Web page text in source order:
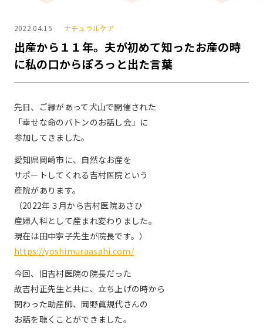
2022.04.15 ナチュラルケア
出産から１１年。夫が初めて知ったお産の時
に私の口からぽろっと出た言葉
先日、ご縁があって犬山で開催された
「幸せな命のバトンのお話し会」に
参加してきました。
愛知県岡崎市に、自然なお産を
サポートしてくれる吉村医院という
産院があります。
（2022年３月から吉村医院あさひ
産婦人科として産まれ変わりました。
現在は田中寧子先生が院長です。）
https://yoshimuraasahi.com/
今回、旧吉村医院の院長だった
故吉村正先生と共に、立ち上げの時から
関わった助産師、岡野眞規代さんの
お話を聴くことができました。